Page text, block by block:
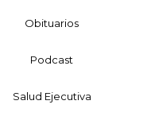
Obituarios
Podcast
Salud Ejecutiva